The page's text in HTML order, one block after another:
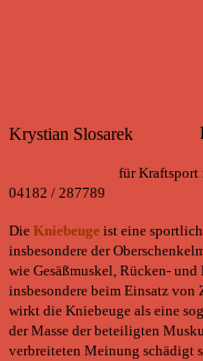
Krystian Slosarek
für Kraftsport
04182 / 287789
Die Kniebeuge ist eine
insbesondere der
wie Gesäßmuskel, Rücken-
insbesondere beim Einsatz
wirkt die Kniebeuge als eine
der Masse der beteiligten
verbreiteten Meinung schädigt